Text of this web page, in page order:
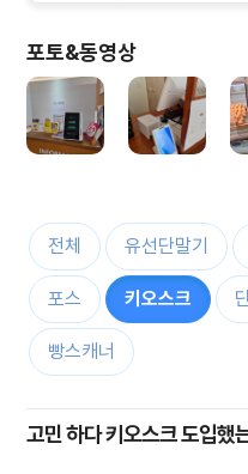
포토&동영상
전체 유선단말기
포스 키오스크
빵스캐너
고민 하다 키오스크 도입했